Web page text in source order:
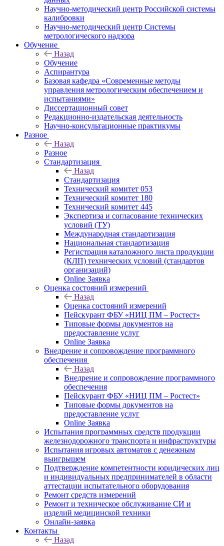
Научно-методический центр Российской системы
калибровки
Научно-методический центр Системы
метрологического надзора
Обучение
Назад
Обучение
Аспирантура
Базовая кафедра «Современные методы
управления метрологическим обеспечением и
испытаниями»
Диссертационный совет
Редакционно-издательская деятельность
Научно-консультационные практикумы
Разное
Назад
Разное
Стандартизация
Назад
Стандартизация
Технический комитет 053
Технический комитет 180
Технический комитет 445
Экспертиза и согласование технических
условий (ТУ)
Международная стандартизация
Национальная стандартизация
Регистрация каталожного листа продукции
(КЛП) технических условий (стандартов
организаций)
Online Заявка
Оценка состояний измерений
Назад
Оценка состояний измерений
Пейскурант ФБУ «НИЦ ПМ – Ростест»
Типовые формы документов на
предоставление услуг
Online Заявка
Внедрение и сопровождение программного
обеспечения
Назад
Внедрение и сопровождение программного
обеспечения
Пейскурант ФБУ «НИЦ ПМ – Ростест»
Типовые формы документов на
предоставление услуг
Online Заявка
Испытания программных средств продукции
железнодорожного транспорта и инфраструктуры
Испытания игровых автоматов с денежным
выигрышем
Подтверждение компетентности юридических лиц
и индивидуальных предпринимателей в области
аттестации испытательного оборудования
Ремонт средств измерений
Ремонт и техническое обслуживание СИ и
изделий медицинской техники
Онлайн-заявка
Контакты
Назад